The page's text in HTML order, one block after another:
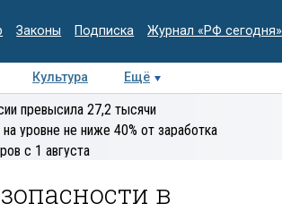
Законы Подписка Журнал «РФ сегодня»
Культура Ещё
Колумнисты
экспертиза
превысила 27,2 тысячи
уровне не ниже 40% от заработка
с 1 августа
в